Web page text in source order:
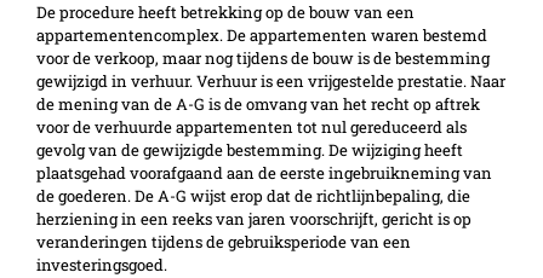
De procedure heeft betrekking op de bouw van een
appartementencomplex. De appartementen waren bestemd
voor de verkoop, maar nog tijdens de bouw is de bestemming
gewijzigd in verhuur. Verhuur is een vrijgestelde prestatie. Naar
de mening van de A-G is de omvang van het recht op aftrek
voor de verhuurde appartementen tot nul gereduceerd als
gevolg van de gewijzigde bestemming. De wijziging heeft
plaatsgehad voorafgaand aan de eerste ingebruikneming van
de goederen. De A-G wijst erop dat de richtlijnbepaling, die
herziening in een reeks van jaren voorschrijft, gericht is op
veranderingen tijdens de gebruiksperiode van een
investeringsgoed.